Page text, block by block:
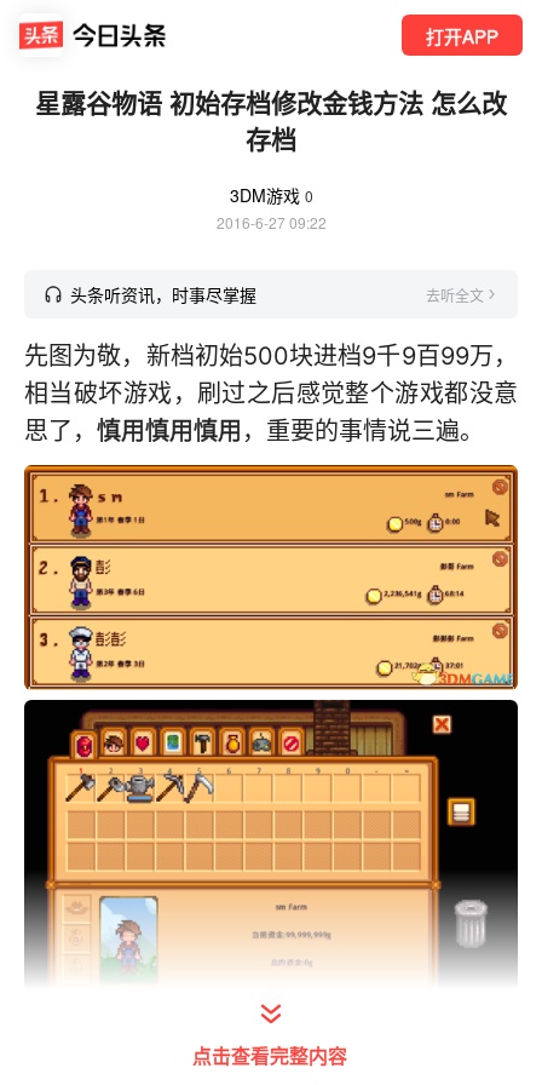
打开APP
星露谷物语 初始存档修改金钱方法 怎么改
存档
3DM游戏 0
2016-6-27 09:22
头条听资讯，时事尽掌握 去听全文
先图为敬，新档初始500块进档9千9百99万，
相当破坏游戏，刷过之后感觉整个游戏都没意
思了， 慎用慎用慎用 ，重要的事情说三遍。
点击查看完整内容